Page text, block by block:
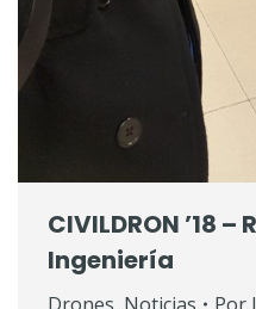
CIVILDRON ’18 –
Ingeniería